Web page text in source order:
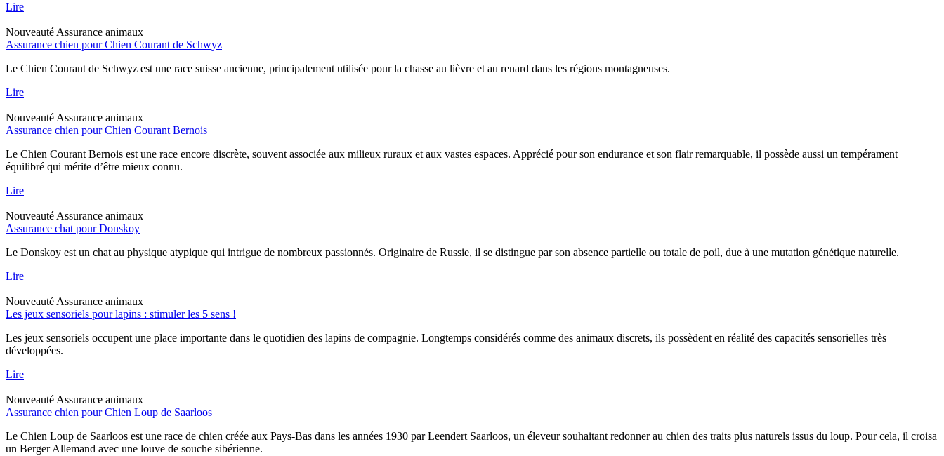
Lire
Nouveauté Assurance animaux
Assurance chien pour Chien Courant de Schwyz
Le Chien Courant de Schwyz est une race suisse ancienne, principalement utilisée pour la chasse au lièvre et au renard dans les régions montagneuses.
Lire
Nouveauté Assurance animaux
Assurance chien pour Chien Courant Bernois
Le Chien Courant Bernois est une race encore discrète, souvent associée aux milieux ruraux et aux vastes espaces. Apprécié pour son endurance et son flair remarquable, il possède aussi un tempérament
équilibré qui mérite d’être mieux connu.
Lire
Nouveauté Assurance animaux
Assurance chat pour Donskoy
Le Donskoy est un chat au physique atypique qui intrigue de nombreux passionnés. Originaire de Russie, il se distingue par son absence partielle ou totale de poil, due à une mutation génétique naturelle.
Lire
Nouveauté Assurance animaux
Les jeux sensoriels pour lapins : stimuler les 5 sens !
Les jeux sensoriels occupent une place importante dans le quotidien des lapins de compagnie. Longtemps considérés comme des animaux discrets, ils possèdent en réalité des capacités sensorielles très
développées.
Lire
Nouveauté Assurance animaux
Assurance chien pour Chien Loup de Saarloos
Le Chien Loup de Saarloos est une race de chien créée aux Pays-Bas dans les années 1930 par Leendert Saarloos, un éleveur souhaitant redonner au chien des traits plus naturels issus du loup. Pour cela, il croisa
un Berger Allemand avec une louve de souche sibérienne.